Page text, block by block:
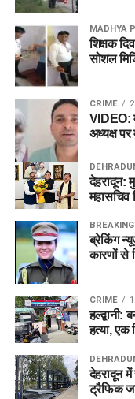
MADHYA
शिक्षक
सोशल
CRIME
VIDEO:
अध्यक्ष पर
देहरादून:
महासचिव
ब्रेकिंग
कारणों से
CRIME
हत्या, एक
देहरादून में
ट्रैफिक